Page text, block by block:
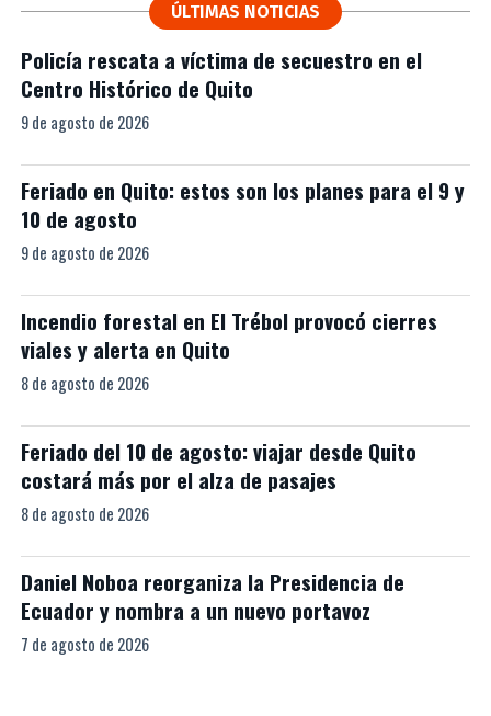
ÚLTIMAS NOTICIAS
Policía rescata a víctima de secuestro en el
Centro Histórico de Quito
9 de agosto de 2026
Feriado en Quito: estos son los planes para el 9 y
10 de agosto
9 de agosto de 2026
Incendio forestal en El Trébol provocó cierres
viales y alerta en Quito
8 de agosto de 2026
Feriado del 10 de agosto: viajar desde Quito
costará más por el alza de pasajes
8 de agosto de 2026
Daniel Noboa reorganiza la Presidencia de
Ecuador y nombra a un nuevo portavoz
7 de agosto de 2026